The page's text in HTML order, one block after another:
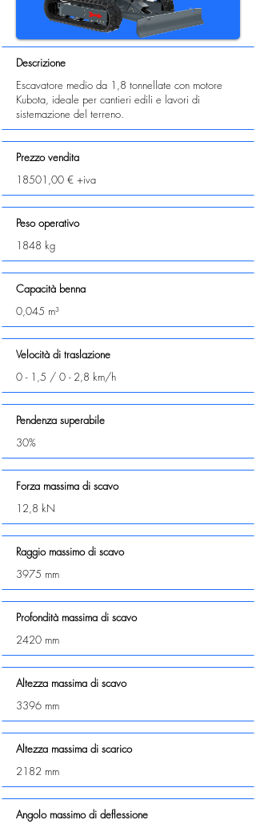
Descrizione
Escavatore medio da 1,8 tonnellate con motore
Kubota, ideale per cantieri edili e lavori di
sistemazione del terreno.
Prezzo vendita
18501,00 € +iva
Peso operativo
1848 kg
Capacità benna
0,045 m³
Velocità di traslazione
0 - 1,5 / 0 - 2,8 km/h
Pendenza superabile
30%
Forza massima di scavo
12,8 kN
Raggio massimo di scavo
3975 mm
Profondità massima di scavo
2420 mm
Altezza massima di scavo
3396 mm
Altezza massima di scarico
2182 mm
Angolo massimo di deflessione